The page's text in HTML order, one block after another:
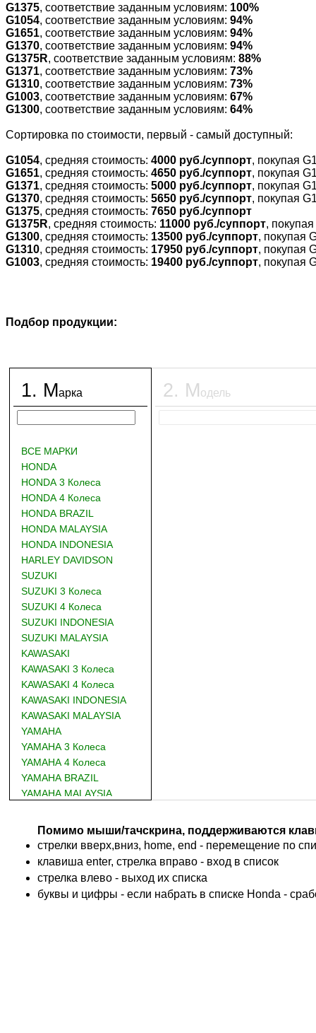
G1375, соответствие заданным условиям: 100%
G1054, соответствие заданным условиям: 94%
G1651, соответствие заданным условиям: 94%
G1370, соответствие заданным условиям: 94%
G1375R, соответствие заданным условиям: 88%
G1371, соответствие заданным условиям: 73%
G1310, соответствие заданным условиям: 73%
G1003, соответствие заданным условиям: 67%
G1300, соответствие заданным условиям: 64%
Cортировка по стоимости, первый - самый доступный:
G1054, средняя стоимость: 4000 руб./суппорт, покупая
G1651, средняя стоимость: 4650 руб./суппорт, покупая
G1371, средняя стоимость: 5000 руб./суппорт, покупая
G1370, средняя стоимость: 5650 руб./суппорт, покупая
G1375, средняя стоимость: 7650 руб./суппорт
G1375R, средняя стоимость: 11000 руб./суппорт,
G1300, средняя стоимость: 13500 руб./суппорт, покупая
G1310, средняя стоимость: 17950 руб./суппорт, покупая
G1003, средняя стоимость: 19400 руб./суппорт, покупая
Подбор продукции:
1. Марка
ВСЕ МАРКИ
HONDA
HONDA 3 Колеса
HONDA 4 Колеса
HONDA BRAZIL
HONDA MALAYSIA
HONDA INDONESIA
HARLEY DAVIDSON
SUZUKI
SUZUKI 3 Колеса
SUZUKI 4 Колеса
SUZUKI INDONESIA
SUZUKI MALAYSIA
KAWASAKI
KAWASAKI 3 Колеса
KAWASAKI 4 Колеса
KAWASAKI INDONESIA
KAWASAKI MALAYSIA
YAMAHA
YAMAHA 3 Колеса
YAMAHA 4 Колеса
YAMAHA BRAZIL
YAMAHA MALAYSIA
BMW
ADIVA
ADLY
2. Модель
Помимо мыши/тачскрина, поддерживаются
стрелки вверх,вниз, home, end - перемещение по
клавиша enter, стрелка вправо - вход в список
cтрелка влево - выход их списка
буквы и цифры - если набрать в списке Honda -